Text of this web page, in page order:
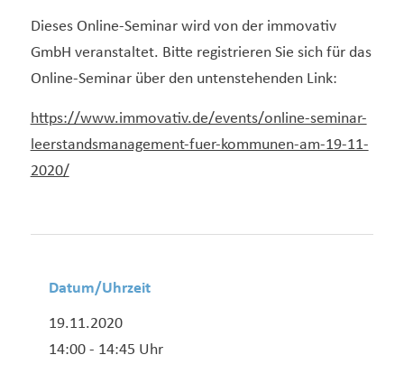
Dieses Online-Seminar wird von der immovativ
GmbH veranstaltet. Bitte registrieren Sie sich für das
Online-Seminar über den untenstehenden Link:
https://www.immovativ.de/events/online-seminar-
leerstandsmanagement-fuer-kommunen-am-19-11-
2020/
Datum/Uhrzeit
19.11.2020
14:00 - 14:45 Uhr